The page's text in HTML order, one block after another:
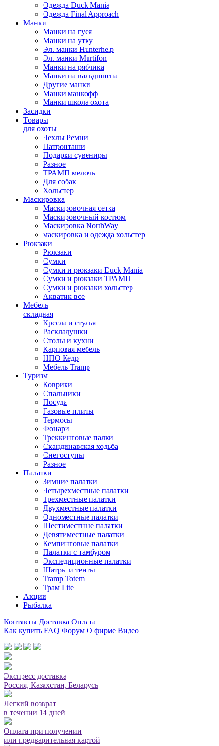
Одежда Duck Mania
Одежда Final Approach
Манки
Манки на гуся
Манки на утку
Эл. манки Hunterhelp
Эл. манки Murtifon
Манки на рябчика
Манки на вальдшнепа
Другие манки
Манки манкофф
Манки школа охота
Засидки
Товары
для охоты
Чехлы Ремни
Патронташи
Подарки сувениры
Разное
ТРАМП мелочь
Для собак
Хольстер
Маскировка
Маскировочная сетка
Маскировочный костюм
Маскировка NorthWay
маскировка и одежда хольстер
Рюкзаки
Рюкзаки
Сумки
Сумки и рюкзаки Duck Mania
Сумки и рюкзаки ТРАМП
Сумки и рюкзаки хольстер
Акватик все
Мебель
складная
Кресла и стулья
Раскладушки
Столы и кухни
Карповая мебель
НПО Кедр
Мебель Tramp
Туризм
Коврики
Спальники
Посуда
Газовые плиты
Термосы
Фонари
Треккинговые палки
Скандинавская ходьба
Снегоступы
Разное
Палатки
Зимние палатки
Четырехместные палатки
Трехместные палатки
Двухместные палатки
Одноместные палатки
Шестиместные палатки
Девятиместные палатки
Кемпинговые палатки
Палатки с тамбуром
Экспедиционные палатки
Шатры и тенты
Tramp Totem
Трам Lite
Акции
Рыбалка
Контакты Доставка Оплата
Как купить FAQ Форум О фирме Видео
Экспресс доставка
Россия, Казахстан, Беларусь
Легкий возврат
в течении 14 дней
Оплата при получении
или предварительная картой